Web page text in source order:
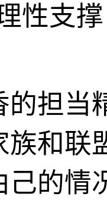
性支
担当
族和联
己的情